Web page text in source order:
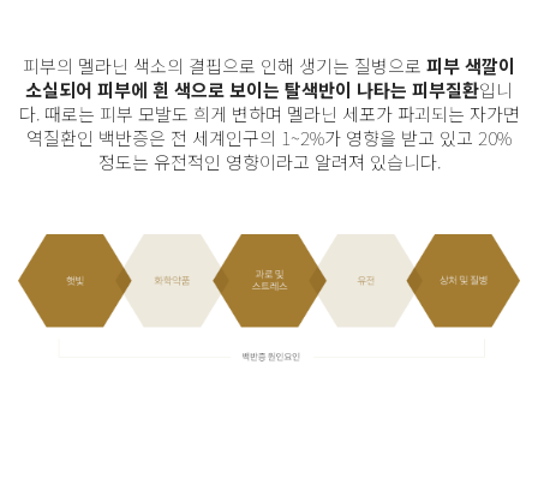
피부의 멜라닌 색소의 결핍으로 인해 생기는 질병으로 피부 색깔이
소실되어 피부에 흰 색으로 보이는 탈색반이 나타는 피부질환입니
다. 때로는 피부 모발도 희게 변하며 멜라닌 세포가 파괴되는 자가면
역질환인 백반증은 전 세계인구의 1~2%가 영향을 받고 있고 20%
정도는 유전적인 영향이라고 알려져 있습니다.